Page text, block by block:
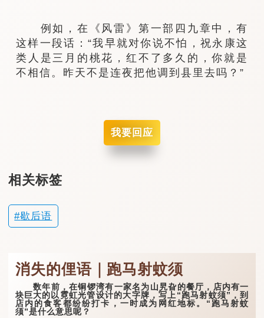
例如，在《风雷》第一部四九章中，有
这样一段话：“我早就对你说不怕，祝永康这
类人是三月的桃花，红不了多久的，你就是
不相信。昨天不是连夜把他调到县里去吗？”
我要回应
相关标签
歇后语
消失的俚语｜跑马射蚊须
数年前，在铜锣湾有一家名为山旯旮的餐厅，店内有一
块巨大的以霓虹光管设计的大字牌，写上“跑马射蚊须”，到
店内的食客都纷纷打卡，一时成为网红地标。“跑马射蚊
须”是什么意思呢？